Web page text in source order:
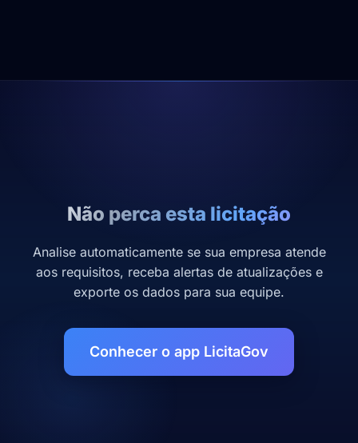
Não perca esta licitação
Analise automaticamente se sua empresa atende
aos requisitos, receba alertas de atualizações e
exporte os dados para sua equipe.
Conhecer o app LicitaGov